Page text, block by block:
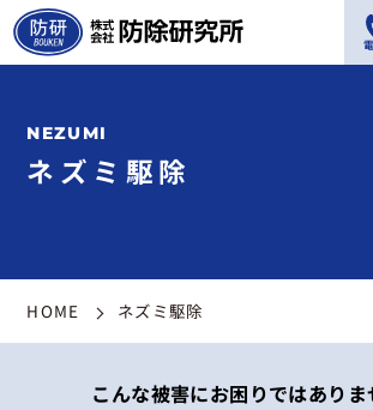
ネズミ駆除
HOME ネズミ駆除
こんな被害にお困りではありま